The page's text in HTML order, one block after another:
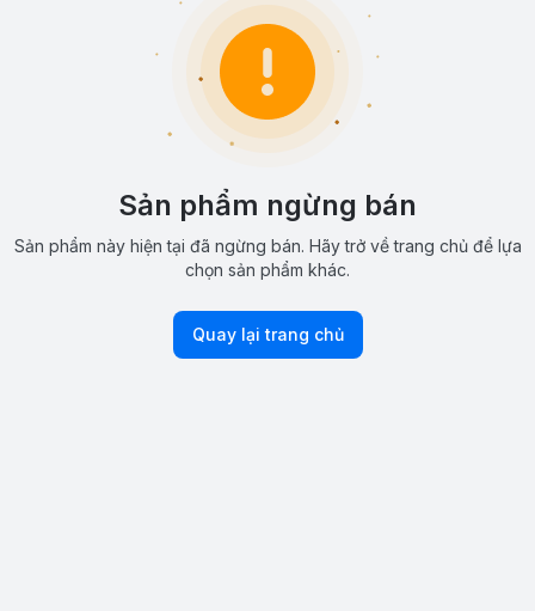
Sản phẩm ngừng bán
Sản phẩm này hiện tại đã ngừng bán. Hãy trở về trang chủ để lựa
chọn sản phẩm khác.
Quay lại trang chủ